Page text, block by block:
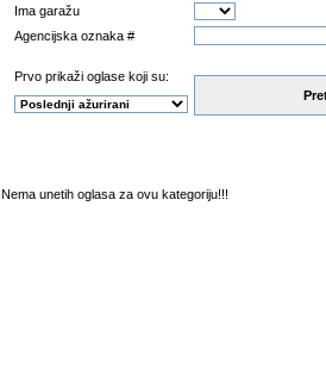
Ima garažu
Agencijska oznaka #
Prvo prikaži oglase koji su:
Nema unetih oglasa za ovu kategoriju!!!